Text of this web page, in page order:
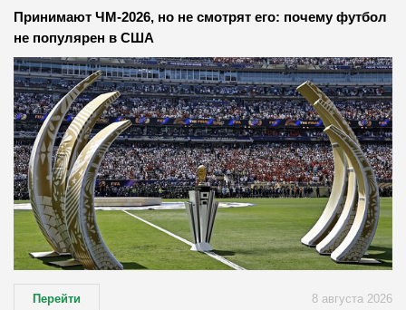
Принимают ЧМ-2026, но не смотрят его: почему футбол
не популярен в США
Перейти 8 августа 2026